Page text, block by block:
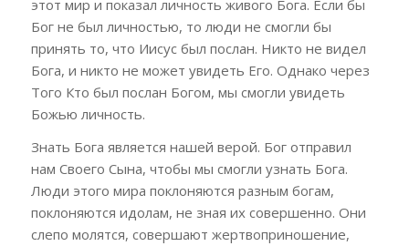
этот мир и показал личность живого Бога. Если бы
Бог не был личностью, то люди не смогли бы
принять то, что Иисус был послан. Никто не видел
Бога, и никто не может увидеть Его. Однако через
Того Кто был послан Богом, мы смогли увидеть
Божью личность.
Знать Бога является нашей верой. Бог отправил
нам Своего Сына, чтобы мы смогли узнать Бога.
Люди этого мира поклоняются разным богам,
поклоняются идолам, не зная их совершенно. Они
слепо молятся, совершают жертвоприношение,